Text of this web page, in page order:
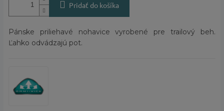
Pridať do košíka
Pánske priliehavé nohavice vyrobené pre trailový beh.
Ľahko odvádzajú pot.